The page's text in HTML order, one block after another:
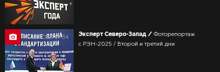
17 ОКТ 17:34 Эксперт Северо-Запад / Фоторепортаж
с РЭН-2025 / Второй и третий дни